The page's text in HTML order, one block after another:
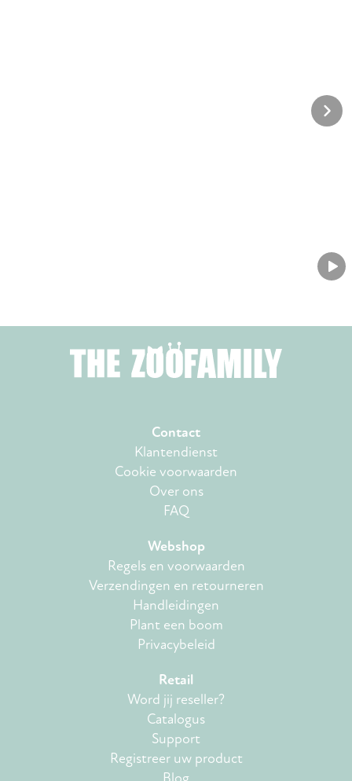
Contact
Klantendienst
Cookie voorwaarden
Over ons
FAQ
Webshop
Regels en voorwaarden
Verzendingen en retourneren
Handleidingen
Plant een boom
Privacybeleid
Retail
Word jij reseller?
Catalogus
Support
Registreer uw product